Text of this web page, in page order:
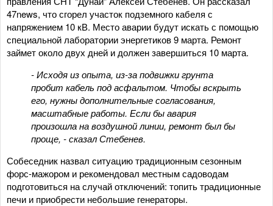
47news, что сгорел участок подземного кабеля с
напряжением 10 кВ. Место аварии будут искать с помощью
специальной лаборатории энергетиков 9 марта. Ремонт
займет около двух дней и должен завершиться 10 марта.
- Исходя из опыта, из-за подвижки грунта
пробит кабель под асфальтом. Чтобы вскрыть
его, нужны дополнительные согласования,
масштабные работы. Если бы авария
произошла на воздушной линии, ремонт был бы
проще, - сказал Стебенев.
Собеседник назвал ситуацию традиционным сезонным
форс-мажором и рекомендовал местным садоводам
подготовиться на случай отключений: топить традиционные
печи и приобрести небольшие генераторы.